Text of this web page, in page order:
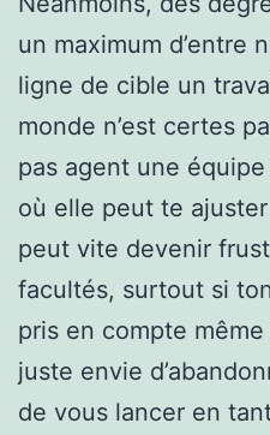
un maximum d’entre
ligne de cible un
monde n’est certes
pas agent une
où elle peut te
peut vite devenir
facultés, surtout si
pris en compte même
juste envie
de vous lancer en